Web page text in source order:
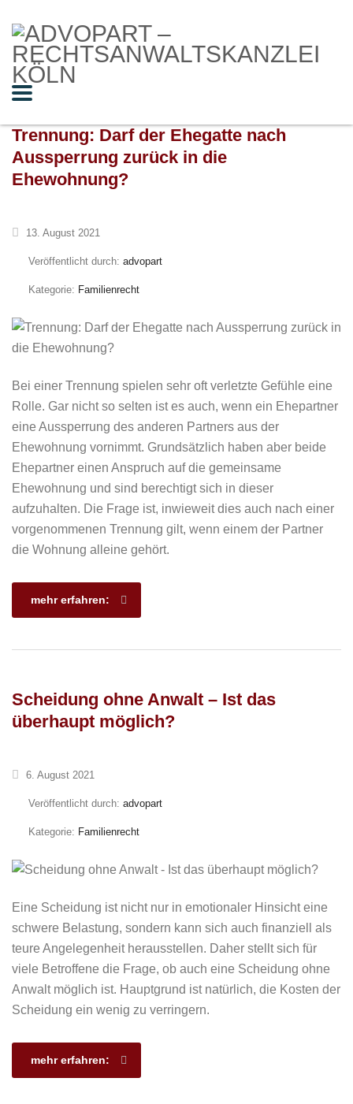
Trennung: Darf der Ehegatte nach
Aussperrung zurück in die
Ehewohnung?
13. August 2021
Veröffentlicht durch: advopart
Kategorie: Familienrecht
Bei einer Trennung spielen sehr oft verletzte Gefühle eine
Rolle. Gar nicht so selten ist es auch, wenn ein Ehepartner
eine Aussperrung des anderen Partners aus der
Ehewohnung vornimmt. Grundsätzlich haben aber beide
Ehepartner einen Anspruch auf die gemeinsame
Ehewohnung und sind berechtigt sich in dieser
aufzuhalten. Die Frage ist, inwieweit dies auch nach einer
vorgenommenen Trennung gilt, wenn einem der Partner
die Wohnung alleine gehört.
mehr erfahren:
Scheidung ohne Anwalt – Ist das
überhaupt möglich?
6. August 2021
Veröffentlicht durch: advopart
Kategorie: Familienrecht
Eine Scheidung ist nicht nur in emotionaler Hinsicht eine
schwere Belastung, sondern kann sich auch finanziell als
teure Angelegenheit herausstellen. Daher stellt sich für
viele Betroffene die Frage, ob auch eine Scheidung ohne
Anwalt möglich ist. Hauptgrund ist natürlich, die Kosten der
Scheidung ein wenig zu verringern.
mehr erfahren: